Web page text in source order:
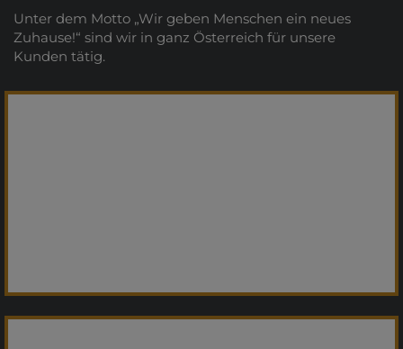
Unter dem Motto „Wir geben Menschen ein neues
Zuhause!“ sind wir in ganz Österreich für unsere
Kunden tätig.